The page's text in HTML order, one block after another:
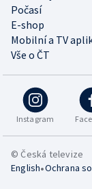
Počasí
E-shop
Mobilní a TV
Vše o ČT
Instagram
© Česká televize
English•Ochrana